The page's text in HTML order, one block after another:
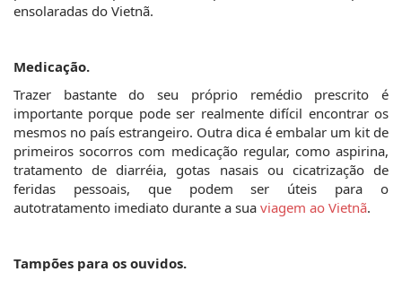
ensolaradas do Vietnã.
Medicação.
Trazer bastante do seu próprio remédio prescrito é
importante porque pode ser realmente difícil encontrar os
mesmos no país estrangeiro. Outra dica é embalar um kit de
primeiros socorros com medicação regular, como aspirina,
tratamento de diarréia, gotas nasais ou cicatrização de
feridas pessoais, que podem ser úteis para o
autotratamento imediato durante a sua viagem ao Vietnã.
Tampões para os ouvidos.